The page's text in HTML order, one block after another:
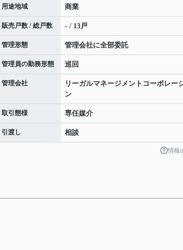
用途地域 商業
販売戸数 / 総戸数 - / 13戸
管理形態 管理会社に全部委託
管理員の勤務形態 巡回
管理会社
リーガルマネージメントコーポレー
ン
取引態様 専任媒介
引渡し 相談
情報